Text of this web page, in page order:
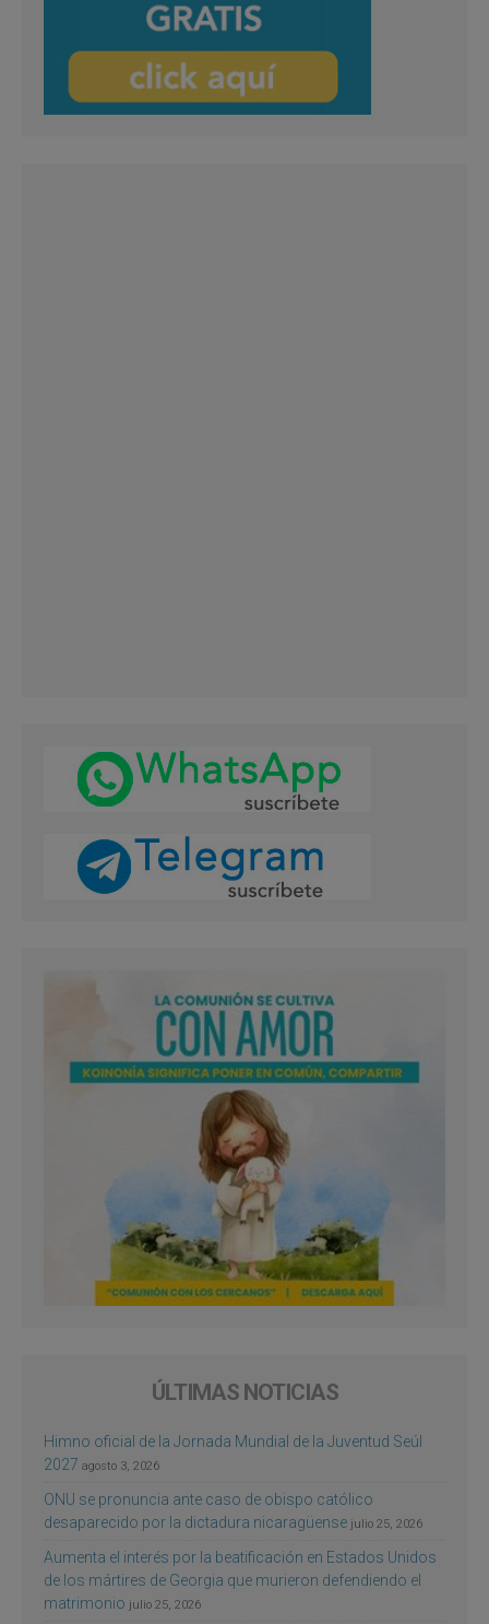
ÚLTIMAS NOTICIAS
Himno oficial de la Jornada Mundial de la Juventud Seúl
2027 agosto 3, 2026
ONU se pronuncia ante caso de obispo católico
desaparecido por la dictadura nicaragüense julio 25, 2026
Aumenta el interés por la beatificación en Estados Unidos
de los mártires de Georgia que murieron defendiendo el
matrimonio julio 25, 2026